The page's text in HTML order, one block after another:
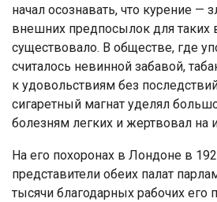
начал осознавать, что курение —
внешних предпосылок для таких
существовало. В обществе, где
считалось невинной забавой,
к удовольствиям без
сигаретный магнат уделял
болезням легких и жертвовал на
На его похоронах в Лондоне в
представители обеих палат
тысячи благодарных рабочих его